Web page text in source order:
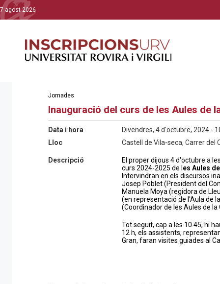
7 agost 2026
Jornades
Inauguració del curs de les Aules de
Data i hora
Divendres, 4 d'octubre, 2024 -
Lloc
Castell de Vila-seca, Carrer del
Descripció
El proper dijous 4 d'octubre a
curs 2024-2025 de l es Aules
Intervindran en els discursos
Josep Poblet (President del
Manuela Moya (regidora de
(en representació de l'Aula de
(Coordinador de les Aules de la
Tot seguit, cap a les 10.45, hi
12 h, els assistents,
Gran, faran visites guiades al